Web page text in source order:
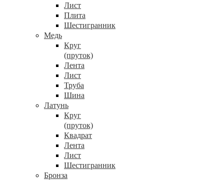
Лист
Плита
Шестигранник
Медь
Круг
(пруток)
Лента
Лист
Труба
Шина
Латунь
Круг
(пруток)
Квадрат
Лента
Лист
Шестигранник
Бронза